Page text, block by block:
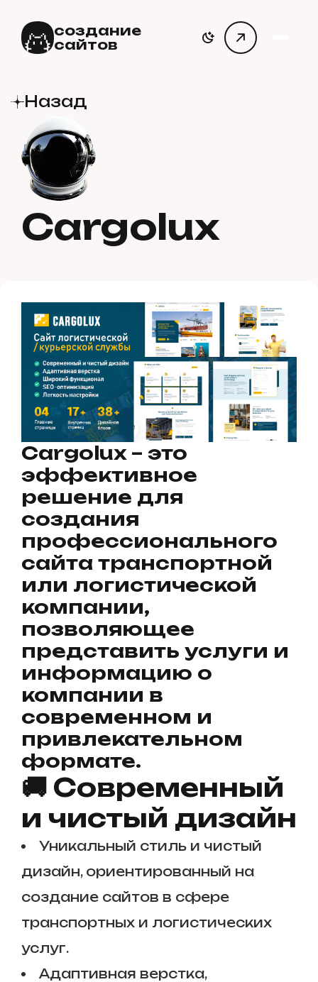
создание
сайтов
Назад
Cargolux
Cargolux – это
эффективное
решение для
создания
профессионального
сайта транспортной
или логистической
компании,
позволяющее
представить услуги и
информацию о
компании в
современном и
привлекательном
формате.
🚚 Современный
и чистый дизайн
Уникальный стиль и чистый
дизайн, ориентированный на
создание сайтов в сфере
транспортных и логистических
услуг.
Адаптивная верстка,